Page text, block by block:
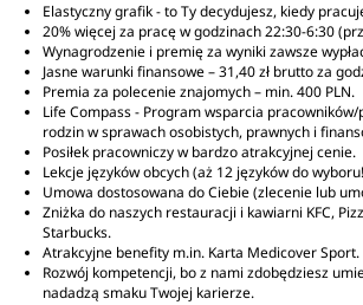
Elastyczny grafik - to Ty decydujesz, kiedy
20% więcej za pracę w godzinach 22:30-6:30
Wynagrodzenie i premię za wyniki zawsze
Jasne warunki finansowe – 31,40 zł brutto za
Premia za polecenie znajomych – min. 400 PLN.
Life Compass - Program wsparcia
rodzin w sprawach osobistych, prawnych i
Posiłek pracowniczy w bardzo atrakcyjnej cenie.
Lekcje języków obcych (aż 12 języków do
Umowa dostosowana do Ciebie (zlecenie lub
Zniżka do naszych restauracji i kawiarni KFC,
Starbucks.
Atrakcyjne benefity m.in. Karta Medicover Sport.
Rozwój kompetencji, bo z nami zdobędziesz
nadadzą smaku Twojej karierze.